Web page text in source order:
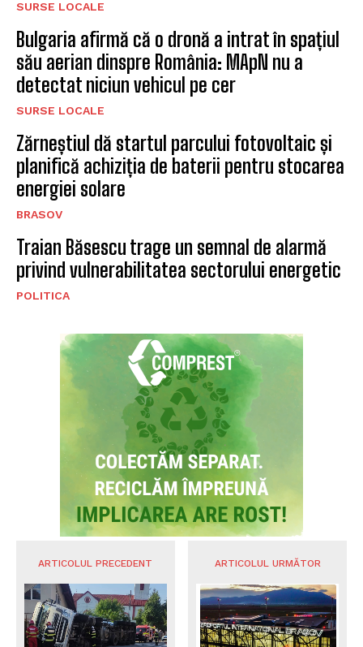
SURSE LOCALE
Bulgaria afirmă că o dronă a intrat în spațiul
său aerian dinspre România: MApN nu a
detectat niciun vehicul pe cer
SURSE LOCALE
Zărneștiul dă startul parcului fotovoltaic și
planifică achiziția de baterii pentru stocarea
energiei solare
BRASOV
Traian Băsescu trage un semnal de alarmă
privind vulnerabilitatea sectorului energetic
POLITICA
ARTICOLUL PRECEDENT ARTICOLUL URMĂTOR